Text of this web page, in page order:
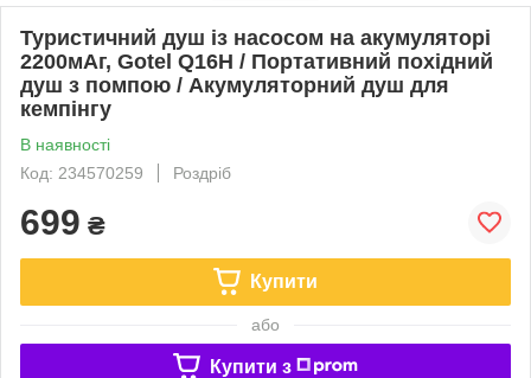
Туристичний душ із насосом на акумуляторі
2200мАг, Gotel Q16H / Портативний похідний
душ з помпою / Акумуляторний душ для
кемпінгу
В наявності
Код: 234570259
Роздріб
699 ₴
Купити
або
Купити з